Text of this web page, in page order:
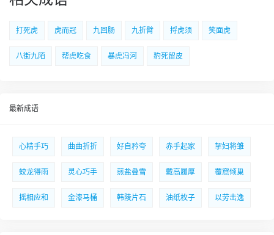
打死虎 虎而冠 九回肠 九折臂 捋虎须 笑面虎
八街九陌 帮虎吃食 暴虎冯河 豹死留皮
最新成语
心精手巧 曲曲折折 好自矜夸 赤手起家 挈妇将雏
蛟龙得雨 灵心巧手 煎盐叠雪 戴高履厚 覆窟倾巢
摇相应和 金漆马桶 韩陵片石 油纸枚子 以劳击逸